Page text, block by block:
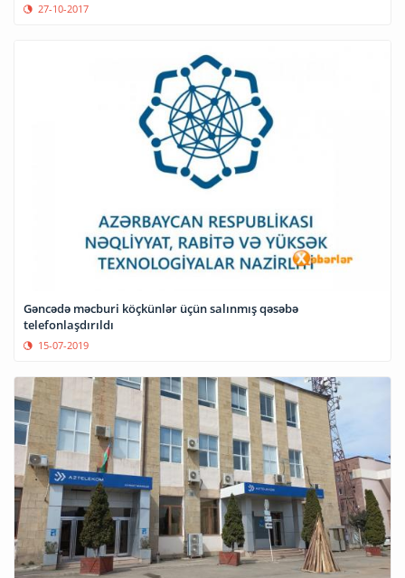
27-10-2017
Gəncədə məcburi köçkünlər üçün salınmış qəsəbə
telefonlaşdırıldı
15-07-2019